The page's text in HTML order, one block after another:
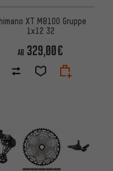
XT M8100 Gruppe
1x12 32
AB 329,00€